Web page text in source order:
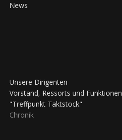
News
Unsere Dirigenten
Vorstand, Ressorts und Funktionen
"Treffpunkt Taktstock"
Chronik